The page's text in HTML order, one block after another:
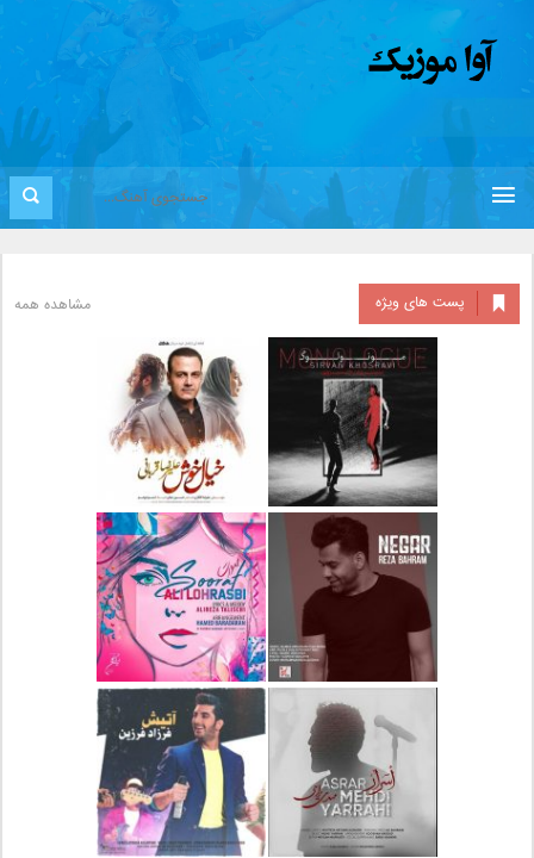
پست های ویژه مشاهده همه
دانلود آلبوم جدید سیروان
خسروی بنام مونولوگ
دانلود آهنگ جدید علیرضا
قربانی بنام خیال خوش
دانلود آهنگ جدید رضا
بهرام بنام نگار
دانلود آهنگ جدید علی
لهراسبی بنام صورت